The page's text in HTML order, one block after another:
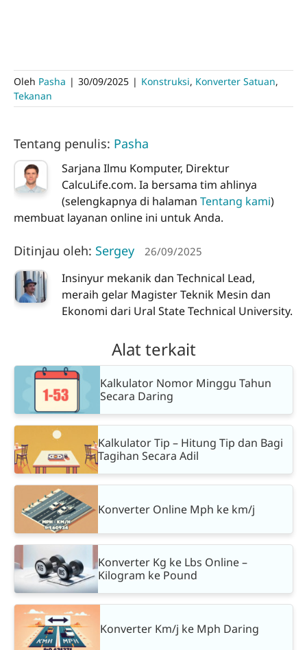
Oleh Pasha | 30/09/2025 | Konstruksi, Konverter Satuan,
Tekanan
Tentang penulis: Pasha
Sarjana Ilmu Komputer, Direktur
CalcuLife.com. Ia bersama tim ahlinya
(selengkapnya di halaman Tentang kami)
membuat layanan online ini untuk Anda.
Ditinjau oleh: Sergey 26/09/2025
Insinyur mekanik dan Technical Lead,
meraih gelar Magister Teknik Mesin dan
Ekonomi dari Ural State Technical University.
Alat terkait
Kalkulator Nomor Minggu Tahun
Secara Daring
Kalkulator Tip – Hitung Tip dan Bagi
Tagihan Secara Adil
Konverter Online Mph ke km/j
Konverter Kg ke Lbs Online –
Kilogram ke Pound
Konverter Km/j ke Mph Daring